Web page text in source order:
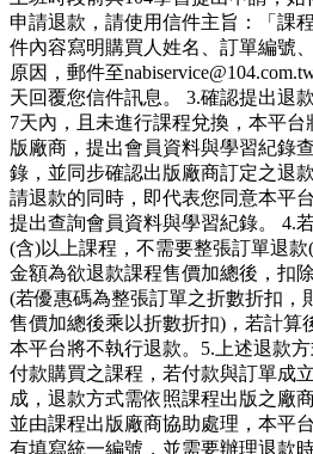
申請退款，請使用信件主旨：「課
件內容寫明購買人姓名、訂單編號
原因，郵件至
天回覆您信件訊息。 3.確認提出退
7天內，且未進行課程兌換，本平
版廠商，提出會員資料與學習紀錄
錄，並同步確認出版廠商訂定之退
請退款的同時，即代表您同意本平
提出查詢會員資料與學習紀錄。 4.
(含)以上課程，不需要整張訂單退
金額為欲退款課程售價加總後，扣
(若優惠碼為整張訂單之折數折扣，
售價加總後乘以折數折扣)，若計算
本平台將不執行退款。5.上述退款
付款購買之課程，若付款與訂單成
成，退款方式需依照課程出版之廠
並由課程出版廠商協助處理，本平
有填寫統一編號，並需要辦理退款